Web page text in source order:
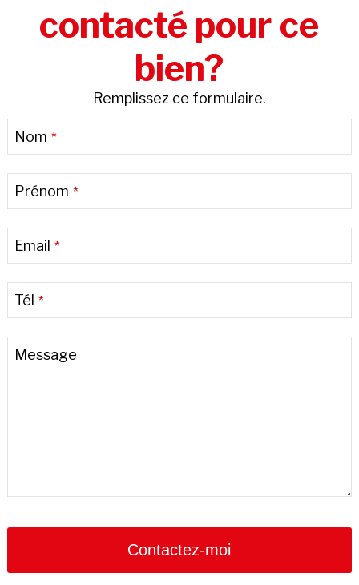
contacté pour ce
bien?
Remplissez ce formulaire.
Nom *
Prénom *
Email *
Tél *
Message
Contactez-moi